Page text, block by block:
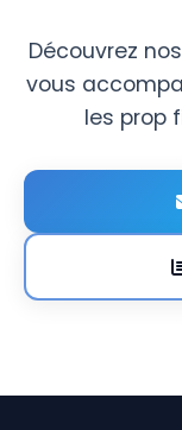
Découvrez
vous
les prop